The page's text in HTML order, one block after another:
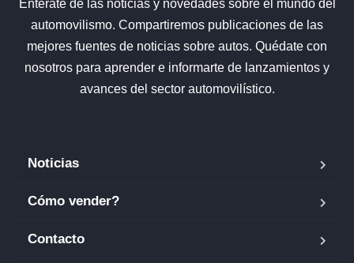
Entérate de las noticias y novedades sobre el mundo del
automovilismo. Compartiremos publicaciones de las
mejores fuentes de noticias sobre autos. Quédate con
nosotros para aprender e informarte de lanzamientos y
avances del sector automovilístico.
Noticias
Cómo vender?
Contacto